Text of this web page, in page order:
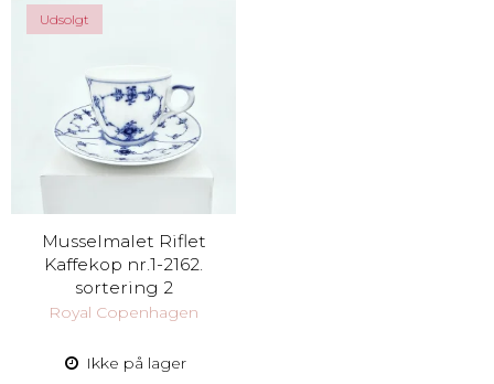
Udsolgt
Musselmalet Riflet
Kaffekop nr.1-2162.
sortering 2
Royal Copenhagen
Ikke på lager